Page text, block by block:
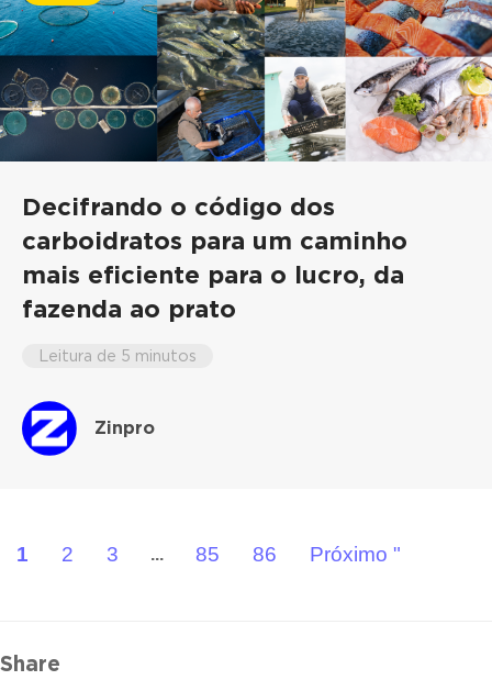
Decifrando o código dos
carboidratos para um caminho
mais eficiente para o lucro, da
fazenda ao prato
Leitura de 5 minutos
Zinpro
1 2 3 ... 85 86 Próximo "
Share